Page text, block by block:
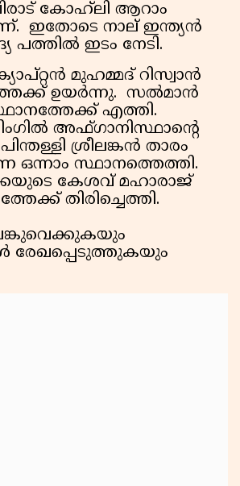
കോഹ്‌ലി ആറാം
ഇതോടെ നാല് ഇന്ത്യൻ
പത്തിൽ ഇടം നേടി.
മുഹമ്മദ് റിസ്വാൻ
ഉയർന്നു. സൽമാൻ
എത്തി.
അഫ്ഗാനിസ്ഥാൻ്റെ
ശ്രീലങ്കൻ താരം
ഒന്നാം സ്ഥാനത്തെത്തി.
കേശവ് മഹാരാജ്
തിരിച്ചെത്തി.
രേഖപ്പെടുത്തുകയും